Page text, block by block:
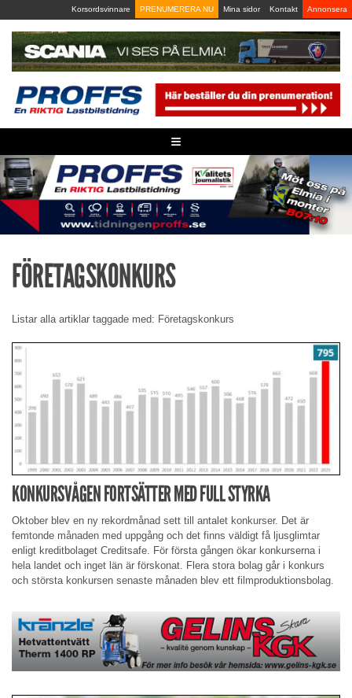
to
content
Korsordsvinnare PRENUMERERA NU Mina sidor Kontakt Annonsera
≡
FÖRETAGSKONKURS
Listar alla artiklar taggade med: Företagskonkurs
KONKURSVÅGEN FORTSÄTTER MED FULL STYRKA
Oktober blev en ny rekordmånad sett till antalet konkurser. Det är
femtonde månaden med uppgång och det finns väldigt få ljusglimtar
enligt kreditbolaget Creditsafe. För första gången ökar konkurserna i
hela landet och inget län är förskonat. Flera stora bolag går i konkurs
och största konkursen senaste månaden blev ett filmproduktionsbolag.